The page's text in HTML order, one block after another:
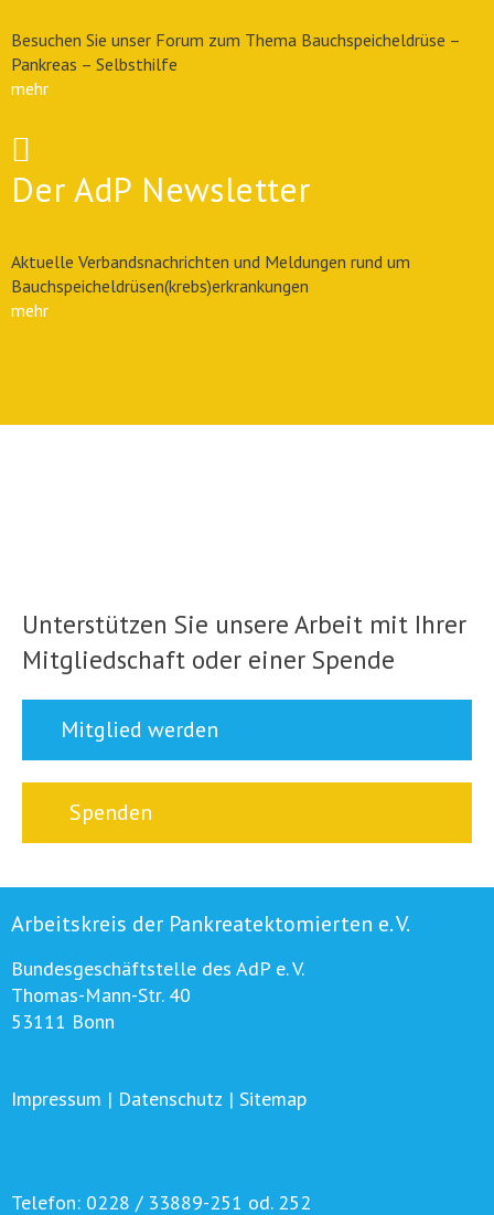
Besuchen Sie unser Forum zum Thema Bauchspeicheldrüse –
Pankreas – Selbsthilfe
mehr
Der AdP Newsletter
Aktuelle Verbandsnachrichten und Meldungen rund um
Bauchspeicheldrüsen(krebs)erkrankungen
mehr
Unterstützen Sie unsere Arbeit mit Ihrer
Mitgliedschaft oder einer Spende
Mitglied werden
Spenden
Arbeitskreis der Pankreatektomierten e. V.
Bundesgeschäftstelle des AdP e. V.
Thomas-Mann-Str. 40
53111 Bonn
Impressum | Datenschutz | Sitemap
Telefon: 0228 / 33889-251 od. 252